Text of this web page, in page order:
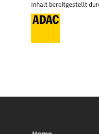
Inhalt bereitgestellt